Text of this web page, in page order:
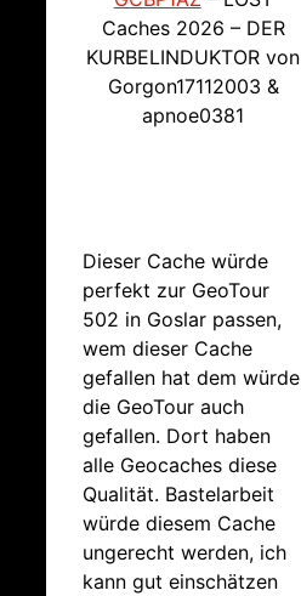
Caches 2026 – DER
KURBELINDUKTOR von
Gorgon17112003 &
apnoe0381
Dieser Cache würde
perfekt zur GeoTour
502 in Goslar passen,
wem dieser Cache
gefallen hat dem würde
die GeoTour auch
gefallen. Dort haben
alle Geocaches diese
Qualität. Bastelarbeit
würde diesem Cache
ungerecht werden, ich
kann gut einschätzen